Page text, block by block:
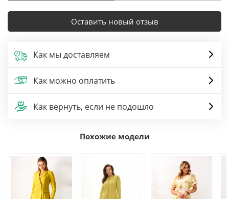
Оставить новый отзыв
Как мы доставляем
Как можно оплатить
Как вернуть, если не подошло
Похожие модели